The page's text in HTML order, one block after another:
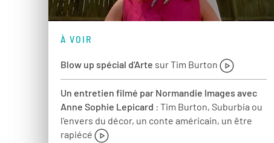
À VOIR
Blow up spécial d'Arte sur Tim Burton
Un entretien filmé par Normandie Images avec
Anne Sophie Lepicard : Tim Burton, Suburbia ou
l’envers du décor, un conte américain, un être
rapiécé